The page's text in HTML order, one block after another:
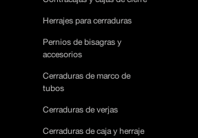
Herrajes para cerraduras
Pernios de bisagras y
accesorios
Cerraduras de marco de
tubos
Cerraduras de verjas
Cerraduras de caja y herraje